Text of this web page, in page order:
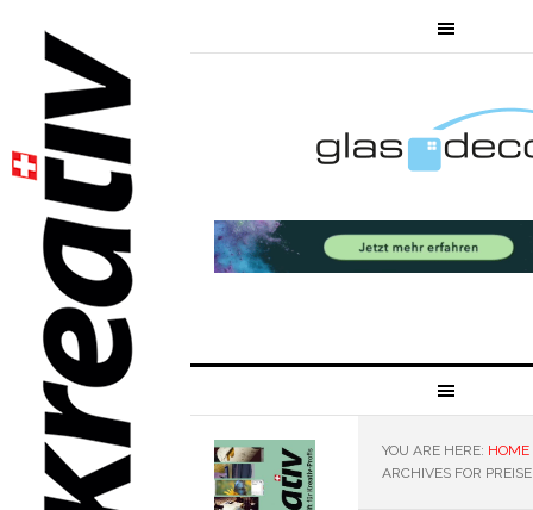
YOU ARE HERE: HOME
ARCHIVES FOR PREISE